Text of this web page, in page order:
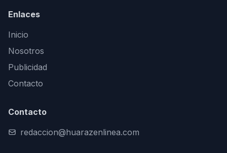
Enlaces
Inicio
Nosotros
Publicidad
Contacto
Contacto
redaccion@huarazenlinea.com